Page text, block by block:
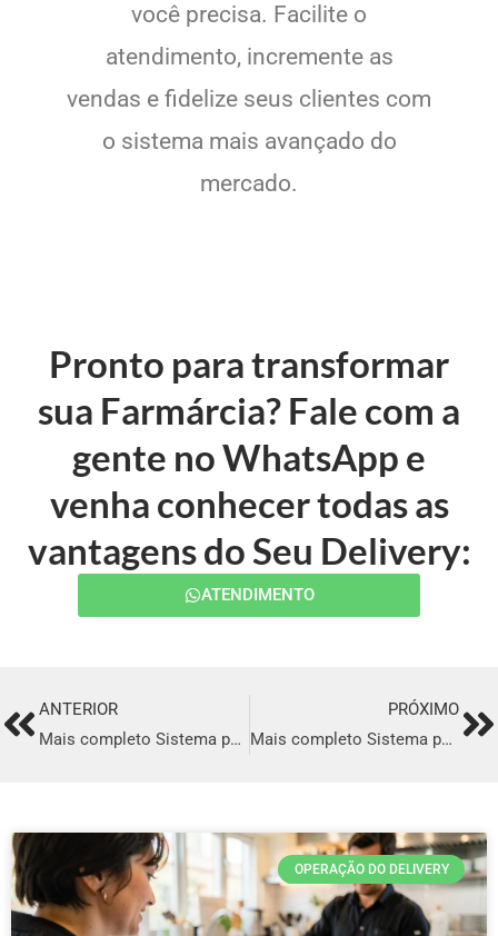
você precisa. Facilite o
atendimento, incremente as
vendas e fidelize seus clientes com
o sistema mais avançado do
mercado.
Pronto para transformar
sua Farmárcia? Fale com a
gente no WhatsApp e
venha conhecer todas as
vantagens do Seu Delivery:
ATENDIMENTO
PrevANTERIOR
Mais completo Sistema para Delivery em Cotia
PRÓXIMO
Mais completo Sistema para Delivery em Juazeiro
OPERAÇÃO DO DELIVERY